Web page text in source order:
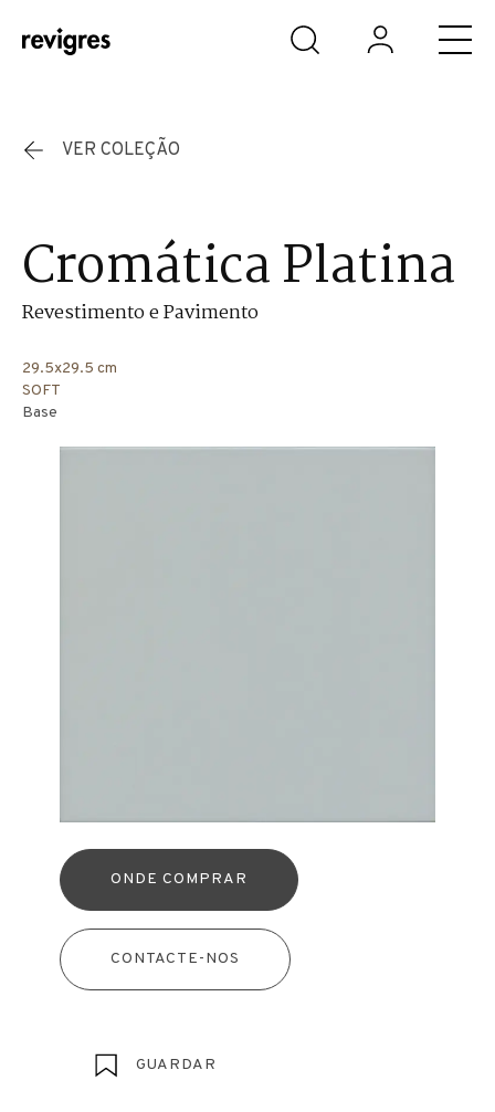
Saltar para o conteúdo principal
VER COLEÇÃO
Cromática Platina
Revestimento e Pavimento
29.5x29.5 cm
SOFT
Base
ONDE COMPRAR
CONTACTE-NOS
GUARDAR